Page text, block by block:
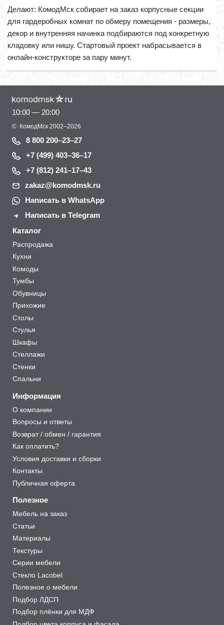
Делают: КомодМск собирает на заказ корпусные секции
для гардеробных комнат по обмеру помещения - размеры,
декор и внутренняя начинка подбираются под конкретную
кладовку или нишу. Стартовый проект набрасывается в
онлайн-конструкторе за пару минут.
10:00 — 20:00
© КомодМск 2002–2026
8 800 200–23–27
+7 (499) 403–36–17
+7 (812) 241–17–43
zakaz@komodmsk.ru
Написать в WhatsApp
Написать в Telegram
Каталог
Распродажа
Кухни
Комоды
Тумбы
Обувницы
Прихожие
Столы
Стулья
Шкафы
Стеллажи
Стенки
Спальни
Информация
О компании
Вопросы и ответы
Возврат / обмен / гарантия
Как оплатить?
Условия доставки и сборки
Контакты
Публичная оферта
Полезное
Мебель на заказ
Статьи
Материалы
Текстуры
Серии мебели
Стекло Lacobel
Полезное о мебели
Подбор ЛДСП
Подбор плёнки для МДФ